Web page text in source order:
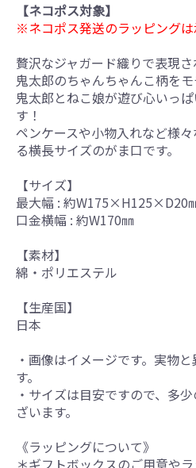
【ネコポス対象】
※ネコポス発送のラッピングは
贅沢なジャガード織りで表現さ
鬼太郎のちゃんちゃんこ柄を
鬼太郎とねこ娘が遊び心いっ
す！
ペンケースや小物入れなど様
る横長サイズのがま口です。
【サイズ】
最大幅 : 約W175×H125×D20
口金横幅 : 約W170㎜
【素材】
綿・ポリエステル
【生産国】
日本
・画像はイメージです。実物
す。
・サイズは目安ですので、多
ざいます。
《ラッピングについて》